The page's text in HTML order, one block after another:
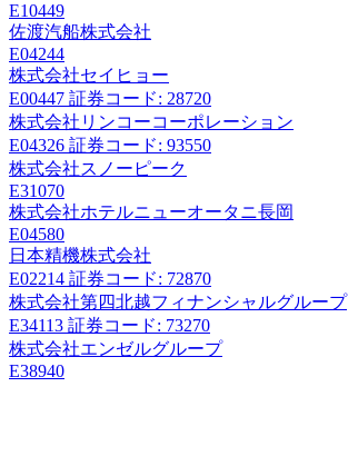
E10449
佐渡汽船株式会社
E04244
株式会社セイヒョー
E00447 証券コード: 28720
株式会社リンコーコーポレーション
E04326 証券コード: 93550
株式会社スノーピーク
E31070
株式会社ホテルニューオータニ長岡
E04580
日本精機株式会社
E02214 証券コード: 72870
株式会社第四北越フィナンシャルグループ
E34113 証券コード: 73270
株式会社エンゼルグループ
E38940